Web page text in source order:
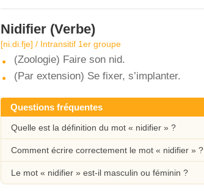
Nidifier (Verbe)
[ni.di.fje] / Intransitif 1er groupe
(Zoologie) Faire son nid.
(Par extension) Se fixer, s’implanter.
Questions fréquentes
Quelle est la définition du mot « nidifier » ?
Comment écrire correctement le mot « nidifier » ?
Le mot « nidifier » est-il masculin ou féminin ?